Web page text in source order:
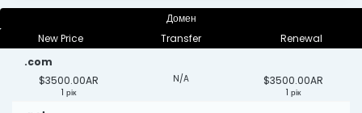
Домен
New Price
Transfer
Renewal
.com
$3500.00AR
1 рік
N/A $3500.00AR
1 рік